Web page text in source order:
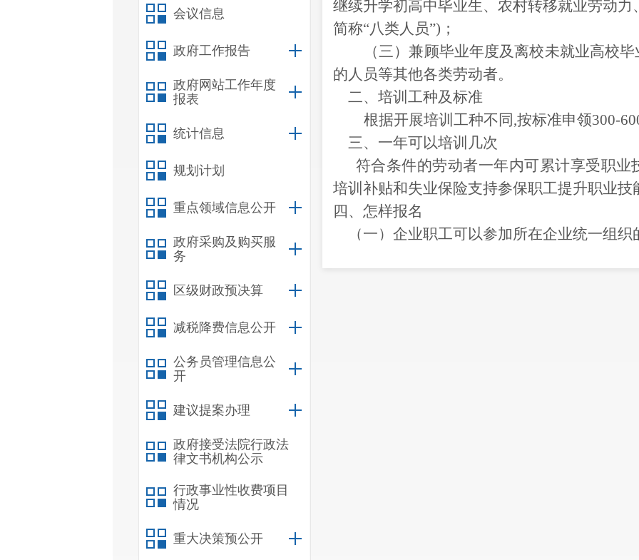
会议信息
政府工作报告
政府网站工作年度
报表
统计信息
规划计划
重点领域信息公开
政府采购及购买服
务
区级财政预决算
减税降费信息公开
公务员管理信息公
开
建议提案办理
政府接受法院行政法
律文书机构公示
行政事业性收费项目
情况
重大决策预公开
继续升学初高中毕业生、农村转移就业劳动
简称“八类人员”)；
（三）兼顾毕业年度及离校未就业高校
的人员等其他各类劳动者。
二、培训工种及标准
根据开展培训工种不同,按标准申领300-
三、一年可以培训几次
符合条件的劳动者一年内可累计享受职
培训补贴和失业保险支持参保职工提升职业技
四、怎样报名
（一） 企业职工可以参加所在企业统一组织